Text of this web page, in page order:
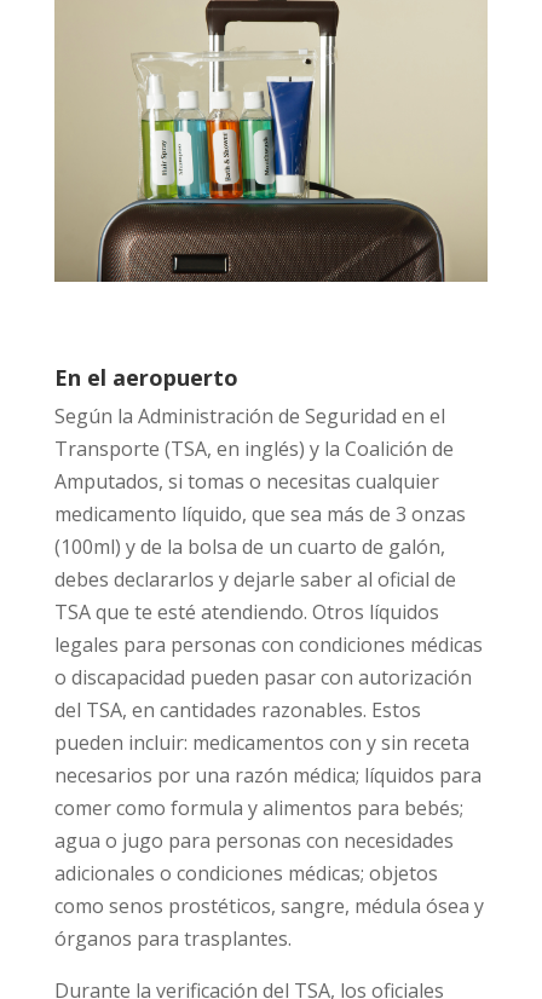
En el aeropuerto
Según la Administración de Seguridad en el
Transporte (TSA, en inglés) y la Coalición de
Amputados, si tomas o necesitas cualquier
medicamento líquido, que sea más de 3 onzas
(100ml) y de la bolsa de un cuarto de galón,
debes declararlos y dejarle saber al oficial de
TSA que te esté atendiendo. Otros líquidos
legales para personas con condiciones médicas
o discapacidad pueden pasar con autorización
del TSA, en cantidades razonables. Estos
pueden incluir: medicamentos con y sin receta
necesarios por una razón médica; líquidos para
comer como formula y alimentos para bebés;
agua o jugo para personas con necesidades
adicionales o condiciones médicas; objetos
como senos prostéticos, sangre, médula ósea y
órganos para trasplantes.
Durante la verificación del TSA, los oficiales